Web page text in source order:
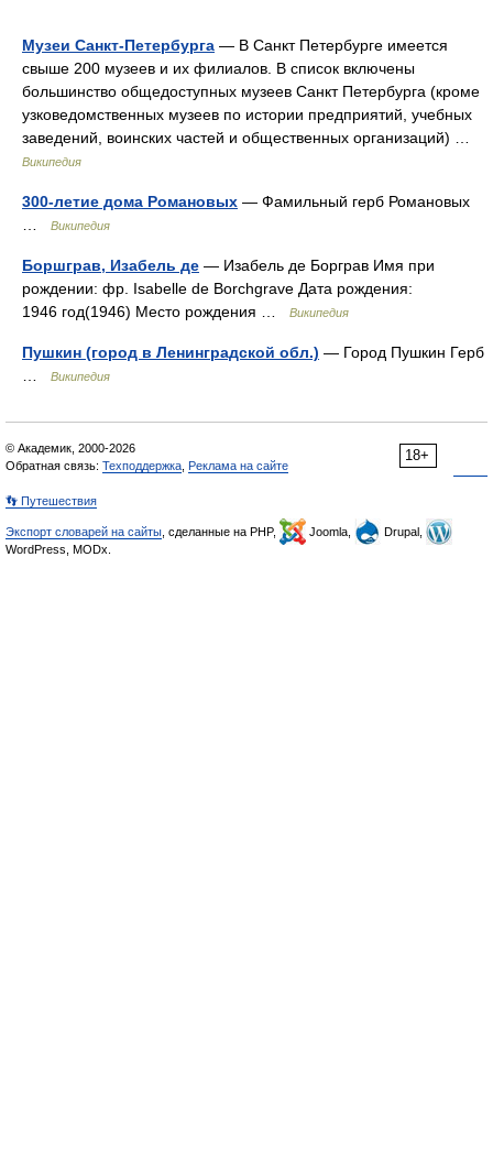
Музеи Санкт-Петербурга — В Санкт Петербурге имеется
свыше 200 музеев и их филиалов. В список включены
большинство общедоступных музеев Санкт Петербурга (кроме
узковедомственных музеев по истории предприятий, учебных
заведений, воинских частей и общественных организаций) …
Википедия
300-летие дома Романовых — Фамильный герб Романовых
Википедия
Боршграв, Изабель де — Изабель де Борграв Имя при
рождении: фр. Isabelle de Borchgrave Дата рождения:
1946 год(1946) Место рождения …
Википедия
Пушкин (город в Ленинградской обл.) — Город Пушкин Герб
Википедия
18+
© Академик, 2000-2026
Обратная связь: Техподдержка Реклама на сайте
👣 Путешествия
Экспорт словарей на сайты , сделанные на PHP, Joomla,
Drupal,
WordPress, MODx.